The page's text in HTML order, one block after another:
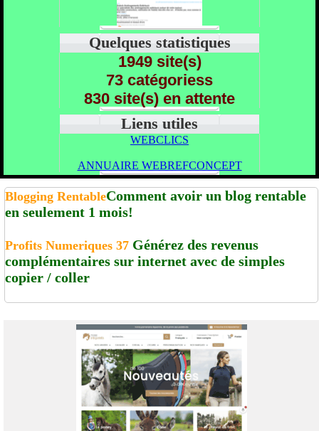
Quelques statistiques
1949 site(s)
73 catégoriess
830 site(s) en attente
Liens utiles
WEBCLICS
ANNUAIRE WEBREFCONCEPT
Blogging RentableComment avoir un blog rentable
en seulement 1 mois!
Profits Numeriques 37 Générez des revenus
complémentaires sur internet avec de simples
copier / coller